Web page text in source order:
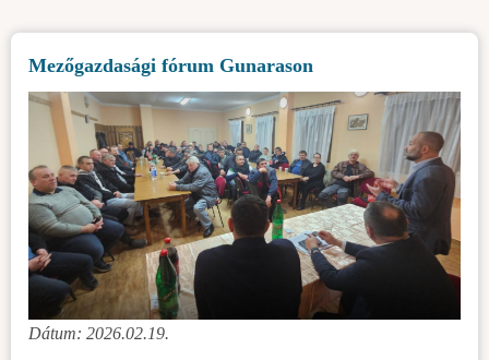
Mezőgazdasági fórum Gunarason
Dátum: 2026.02.19.